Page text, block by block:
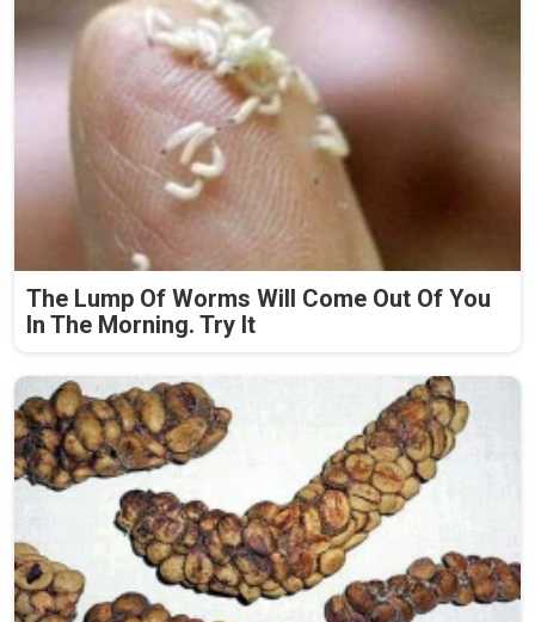
The Lump Of Worms Will Come Out Of You
In The Morning. Try It